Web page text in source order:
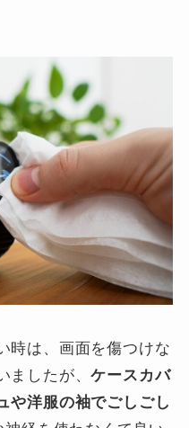
時は、画面を傷つけな
ましたが、ケースカバ
や洋服の袖でごしごし